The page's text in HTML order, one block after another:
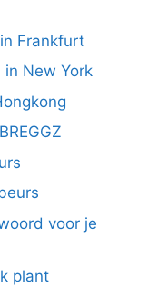
Frankfurt
New York
voor je
plant